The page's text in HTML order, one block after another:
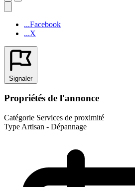
...Facebook
...X
Signaler
Propriétés de l'annonce
Catégorie Services de proximité
Type Artisan - Dépannage